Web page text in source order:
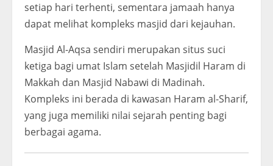
setiap hari terhenti, sementara jamaah hanya
dapat melihat kompleks masjid dari kejauhan.
Masjid Al-Aqsa sendiri merupakan situs suci
ketiga bagi umat Islam setelah Masjidil Haram di
Makkah dan Masjid Nabawi di Madinah.
Kompleks ini berada di kawasan Haram al-Sharif,
yang juga memiliki nilai sejarah penting bagi
berbagai agama.